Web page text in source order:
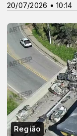
20/07/2026 • 10:14
Região